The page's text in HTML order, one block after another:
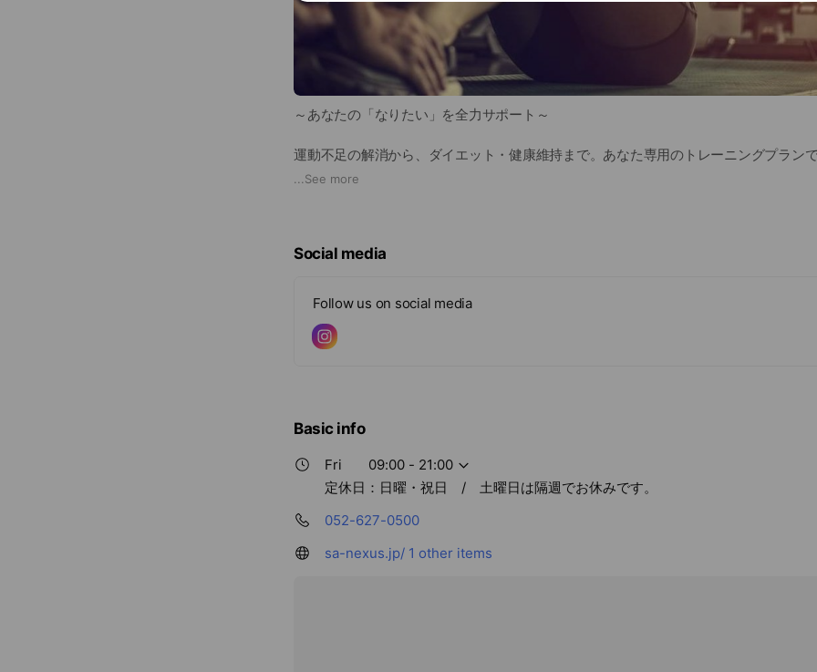
～あなたの「なりたい」を全力サポート～
運動不足の解消から、ダイエット・健康維持まで。あなた専用のトレーニングプラン
づけるパーソナルジムです。
...See more
Social media
Follow us on social media
Basic info
Fri
09:00 - 21:00
定休日：日曜・祝日 / 土曜日は隔週でお休みです。
052-627-0500
sa-nexus.jp/ 1 other items